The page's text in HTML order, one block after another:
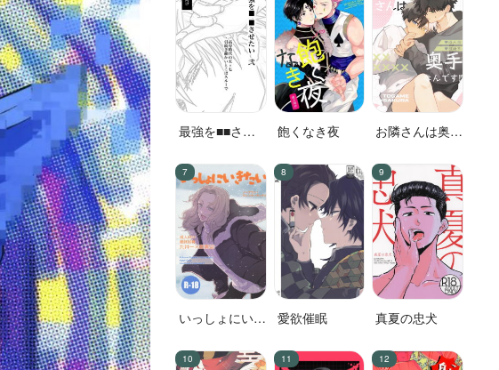
最強を■■させ
飽くなき夜
お隣さんは奥手
いっしょにいき
愛欲催眠 真夏の忠犬